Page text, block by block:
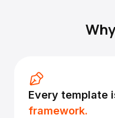
Every template
framework.